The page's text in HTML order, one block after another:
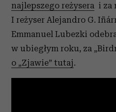
najlepszego reżysera i za
I reżyser Alejandro G.
Emmanuel Lubezki
w ubiegłym roku, za
o „Zjawie” tutaj.